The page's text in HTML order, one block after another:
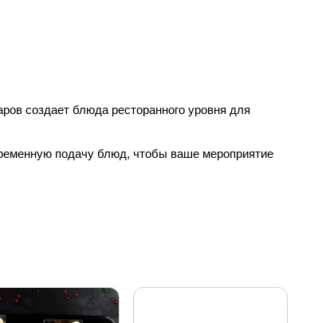
создает блюда ресторанного уровня для
подачу блюд, чтобы ваше мероприятие